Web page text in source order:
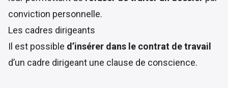
conviction personnelle.
Les cadres dirigeants
Il est possible d’insérer dans le contrat de travail
d’un cadre dirigeant une clause de conscience.